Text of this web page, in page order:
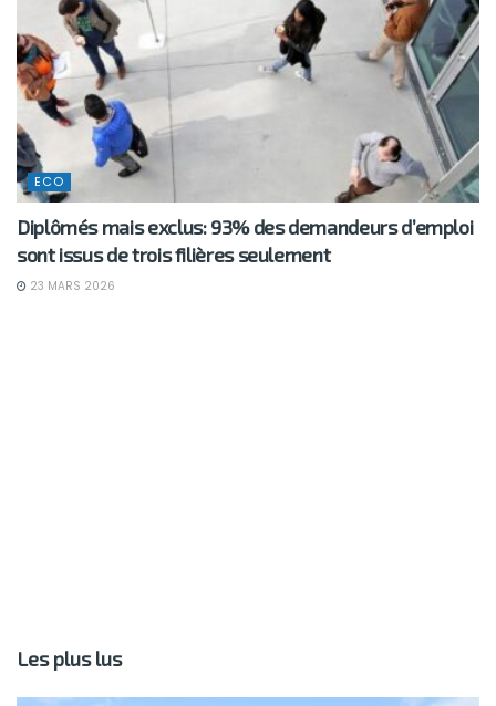
ECO
Diplômés mais exclus: 93% des demandeurs d’emploi
sont issus de trois filières seulement
23 MARS 2026
Les plus lus